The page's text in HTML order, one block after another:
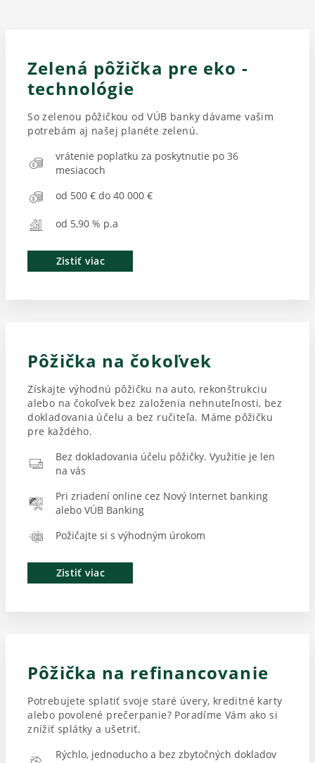
Zelená pôžička pre eko -
technológie
So zelenou pôžičkou od VÚB banky dávame vašim
potrebám aj našej planéte zelenú.
vrátenie poplatku za poskytnutie po 36
mesiacoch
od 500 € do 40 000 €
od 5,90 % p.a
Zistiť viac
Pôžička na čokoľvek
Získajte výhodnú pôžičku na auto, rekonštrukciu
alebo na čokoľvek bez založenia nehnuteľnosti, bez
dokladovania účelu a bez ručiteľa. Máme pôžičku
pre každého.
Bez dokladovania účelu pôžičky. Využitie je len
na vás
Pri zriadení online cez Nový Internet banking
alebo VÚB Banking
Požičajte si s výhodným úrokom
Zistiť viac
Pôžička na refinancovanie
Potrebujete splatiť svoje staré úvery, kreditné karty
alebo povolené prečerpanie? Poradíme Vám ako si
znížiť splátky a ušetriť.
Rýchlo, jednoducho a bez zbytočných dokladov